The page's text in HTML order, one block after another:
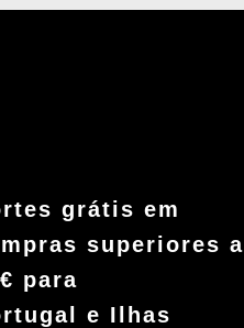
grátis em
superiores a
para
e Ilhas